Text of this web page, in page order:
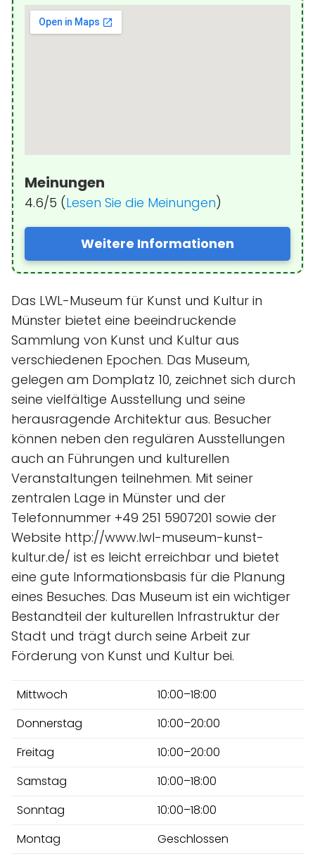
Meinungen
4.6/5 (Lesen Sie die Meinungen)
Weitere Informationen
Das LWL-Museum für Kunst und Kultur in
Münster bietet eine beeindruckende
Sammlung von Kunst und Kultur aus
verschiedenen Epochen. Das Museum,
gelegen am Domplatz 10, zeichnet sich durch
seine vielfältige Ausstellung und seine
herausragende Architektur aus. Besucher
können neben den regulären Ausstellungen
auch an Führungen und kulturellen
Veranstaltungen teilnehmen. Mit seiner
zentralen Lage in Münster und der
Telefonnummer +49 251 5907201 sowie der
Website http://www.lwl-museum-kunst-
kultur.de/ ist es leicht erreichbar und bietet
eine gute Informationsbasis für die Planung
eines Besuches. Das Museum ist ein wichtiger
Bestandteil der kulturellen Infrastruktur der
Stadt und trägt durch seine Arbeit zur
Förderung von Kunst und Kultur bei.
Mittwoch
10:00–18:00
Donnerstag
10:00–20:00
Freitag
10:00–20:00
Samstag
10:00–18:00
Sonntag
10:00–18:00
Montag
Geschlossen